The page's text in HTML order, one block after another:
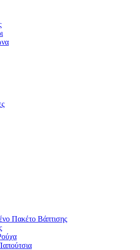
Πακέτο Βάπτισης